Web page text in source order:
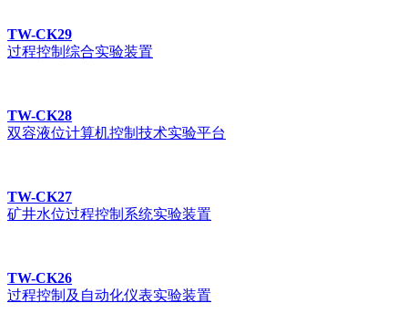
TW-CK29
过程控制综合实验装置
TW-CK28
双容液位计算机控制技术实验平台
TW-CK27
矿井水位过程控制系统实验装置
TW-CK26
过程控制及自动化仪表实验装置